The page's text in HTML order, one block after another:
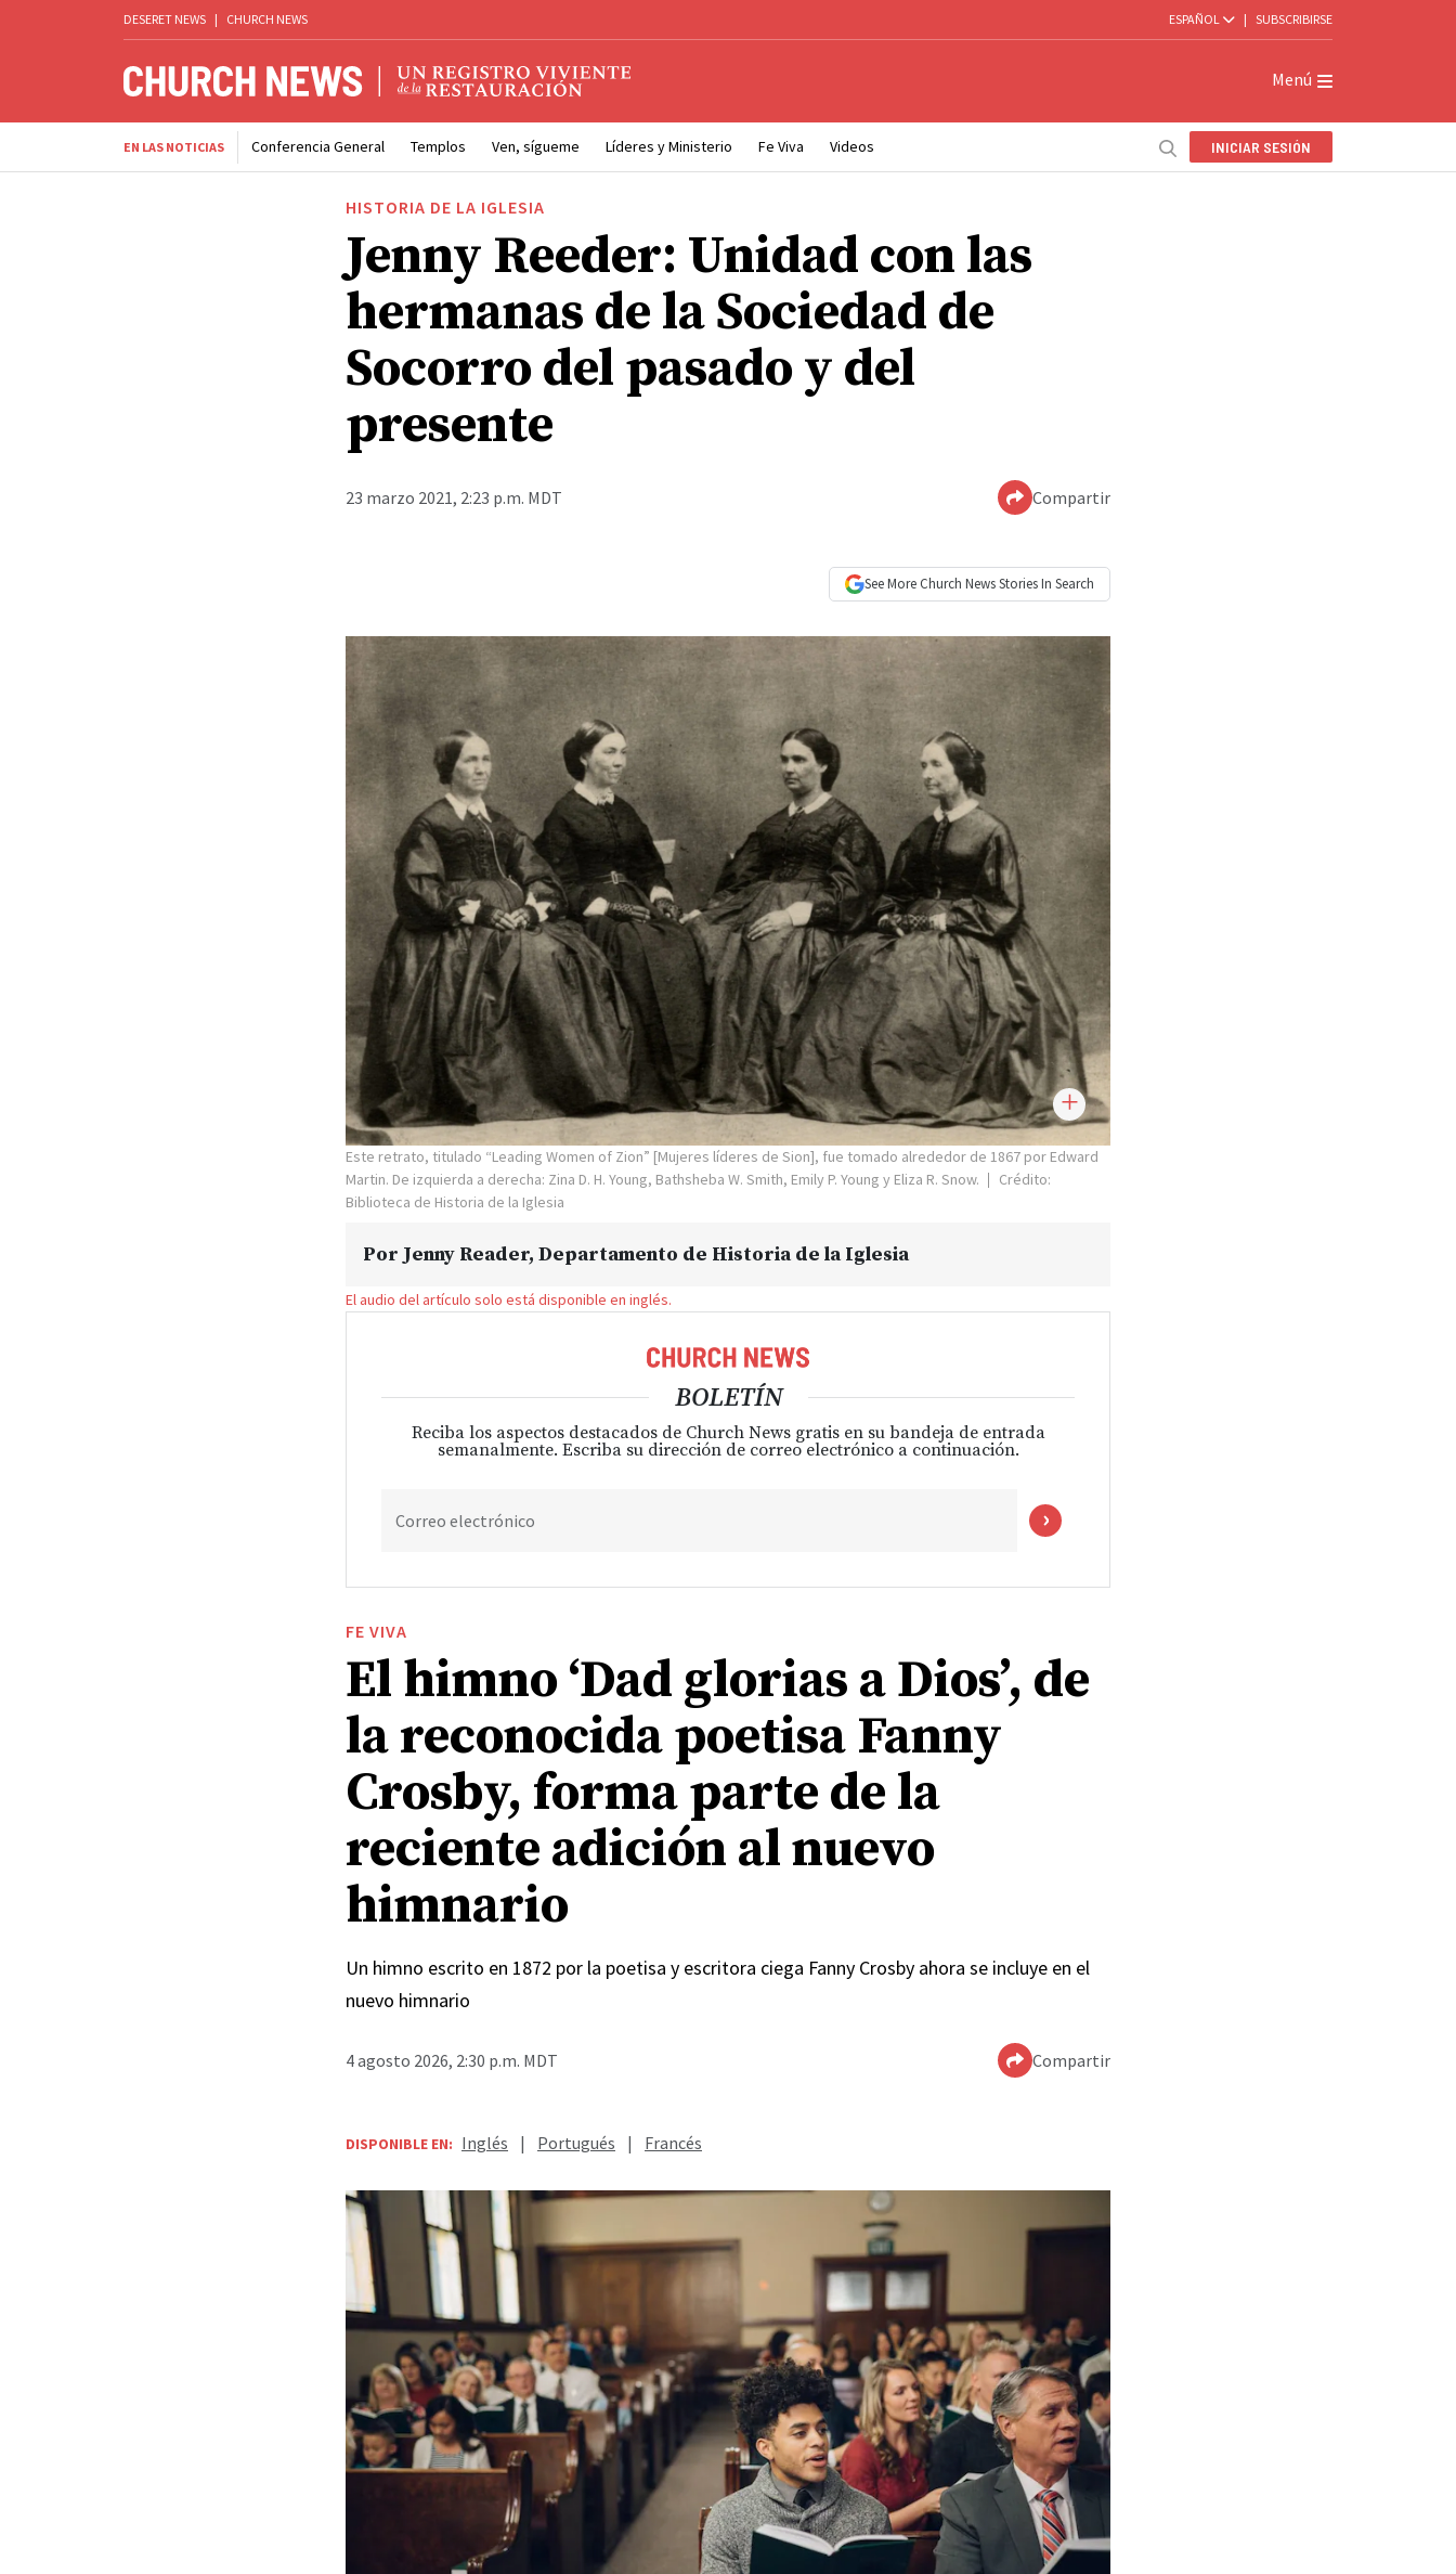
DESERET NEWS | CHURCH NEWS ESPAÑOL | SUBSCRIBIRSE
Menú
EN LAS NOTICIAS Conferencia General Templos Ven, sígueme Líderes y Ministerio Fe Viva Videos INICIAR SESIÓN
HISTORIA DE LA IGLESIA
Jenny Reeder: Unidad con las
hermanas de la Sociedad de
Socorro del pasado y del
presente
23 marzo 2021, 2:23 p.m. MDT Compartir
See More Church NewsStories In Search
Este retrato, titulado “Leading Women of Zion” [Mujeres líderes de Sion], fue tomado alrededor de 1867 por Edward
Martin. De izquierda a derecha: Zina D. H. Young, Bathsheba W. Smith, Emily P. Young y Eliza R. Snow.
Crédito:
Biblioteca de Historia de la Iglesia
Por Jenny Reader, Departamento de Historia de la Iglesia
El audio del artículo solo está disponible en inglés.
BOLETÍN
Reciba los aspectos destacados de Church News gratis en su bandeja de entrada
semanalmente. Escriba su dirección de correo electrónico a continuación.
Correo electrónico
FE VIVA
El himno ‘Dad glorias a Dios’, de
la reconocida poetisa Fanny
Crosby, forma parte de la
reciente adición al nuevo
himnario
Un himno escrito en 1872 por la poetisa y escritora ciega Fanny Crosby ahora se incluye en el
nuevo himnario
4 agosto 2026, 2:30 p.m. MDT Compartir
DISPONIBLE EN: Inglés | Portugués | Francés